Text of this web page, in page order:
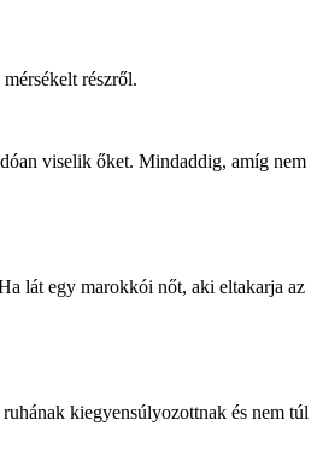
részről.
viselik őket. Mindaddig, amíg nem
lát egy marokkói nőt, aki eltakarja az
kiegyensúlyozottnak és nem túl